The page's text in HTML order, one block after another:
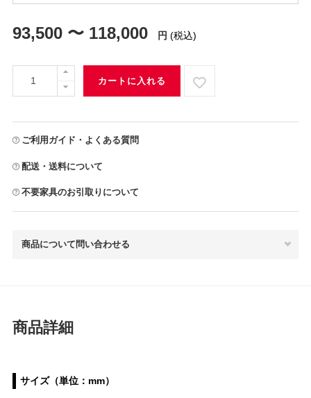
93,500 〜 118,000 円 (税込)
カートに入れる
ご利用ガイド・よくある質問
配送・送料について
不要家具のお引取りについて
商品について問い合わせる
商品詳細
サイズ（単位：mm）